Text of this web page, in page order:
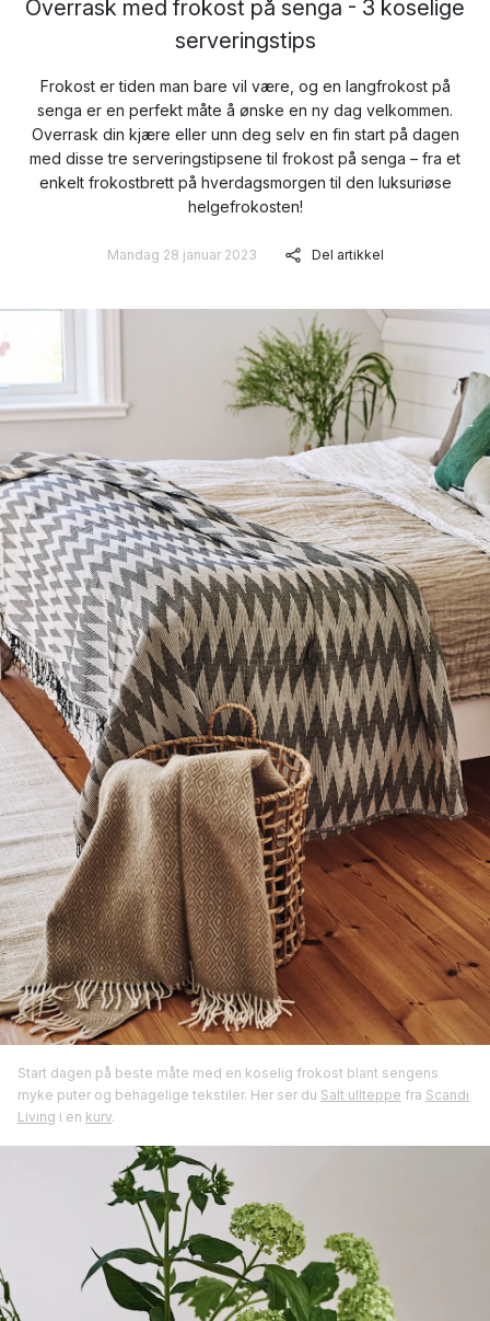
Overrask med frokost på senga - 3 koselige
serveringstips
Frokost er tiden man bare vil være, og en langfrokost på
senga er en perfekt måte å ønske en ny dag velkommen.
Overrask din kjære eller unn deg selv en fin start på dagen
med disse tre serveringstipsene til frokost på senga – fra et
enkelt frokostbrett på hverdagsmorgen til den luksuriøse
helgefrokosten!
Mandag 28 januar 2023 Del artikkel
Start dagen på beste måte med en koselig frokost blant sengens
myke puter og behagelige tekstiler. Her ser du Salt ullteppe fra Scandi
Living i en kurv.